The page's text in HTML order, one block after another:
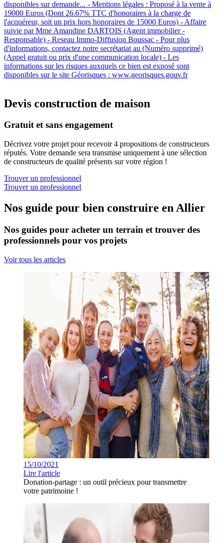
disponibles sur demande... - Mentions légales : Proposé à la vente à
19000 Euros (Dont 26.67% TTC d'honoraires à la charge de
l'acquéreur, soit un prix hors honoraires de 15000 Euros) - Affaire
suivie par Mme Amandine DARTOIS (Agent immobilier -
Responsable) - Reseau Immo-Diffusion Boussac - Pour plus
d'informations, contactez notre secrétariat au (Numéro supprimé)
(Appel gratuit ou prix d'une communication locale) - Les
informations sur les risques auxquels ce bien est exposé sont
disponibles sur le site Géorisques : www.georisques.gouv.fr
Devis construction de maison
Gratuit et sans engagement
Décrivez votre projet pour recevoir 4 propositions de constructeurs
réputés. Votre demande sera transmise uniquement à une sélection
de constructeurs de qualité présents sur votre région !
Trouver un professionnel
Trouver un professionnel
Nos guide pour bien construire en Allier
Nos guides pour acheter un terrain et trouver des
professionnels pour vos projets
Voir tous les articles
15/10/2021
Lire l'article
Donation-partage : un outil précieux pour transmettre
votre patrimoine !